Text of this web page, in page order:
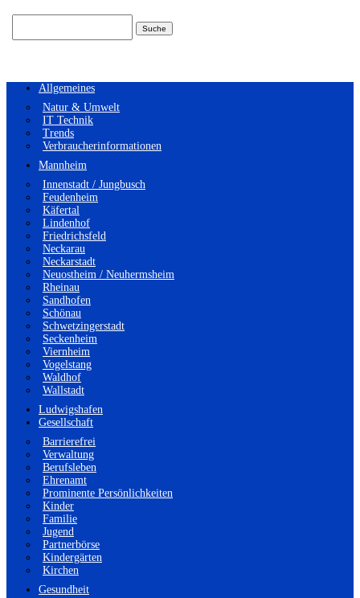
Allgemeines
Natur & Umwelt
IT Technik
Trends
Verbraucherinformationen
Mannheim
Innenstadt / Jungbusch
Feudenheim
Käfertal
Lindenhof
Friedrichsfeld
Neckarau
Neckarstadt
Neuostheim / Neuhermsheim
Rheinau
Sandhofen
Schönau
Schwetzingerstadt
Seckenheim
Viernheim
Vogelstang
Waldhof
Wallstadt
Ludwigshafen
Gesellschaft
Barrierefrei
Verwaltung
Berufsleben
Ehrenamt
Prominente Persönlichkeiten
Kinder
Familie
Jugend
Partnerbörse
Kindergärten
Kirchen
Gesundheit